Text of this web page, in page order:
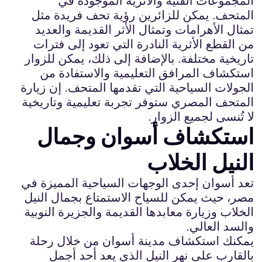
المتحف. يمكن للزائرين رؤية تحف فريدة مثل
تمثال الأهرامات وتمثال الأثر القديمة والعديد
من القطع الأثرية النادرة التي تعود إلى فترات
تاريخية مختلفة. بالإضافة إلى ذلك، يمكن للزوار
استكشاف المرافق التعليمية والاستفادة من
الجولات السياحية التي تقدمها المتحف. إن زيارة
المتحف المصري ستوفر تجربة تعليمية وتاريخية
لا تُنسى لجميع الزوار.
استكشاف أسوان وجمال
النيل الخلاب
تعد أسوان إحدى الوجهات السياحية المميزة في
مصر، حيث يمكن للسياح الاستمتاع بجمال النيل
الخلاب وزيارة معابدها القديمة والجزيرة النوبية
والسد العالي.
يمكنك استكشاف مدينة أسوان من خلال رحلة
بالقارب على نهر النيل الذي يعد أحد أجمل